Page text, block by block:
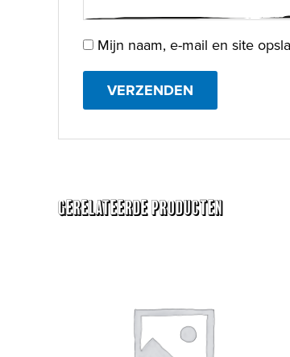
Mijn naam, e-mail en site
Gerelateerde producten